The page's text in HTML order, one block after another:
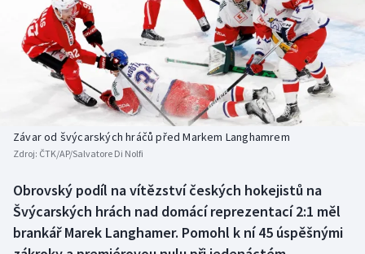
Americký fotbal
Baseball a softbal
Basketbal
Biatlon
Box
NEPŘEHLÉDNĚTE
Soutěže
Historické návraty
Aplikace ČT sport
Závar od švýcarských hráčů před Markem Langhamrem
Zdroj: ČTK/AP/Salvatore Di Nolfi
Obrovský podíl na vítězství českých hokejistů na
Švýcarských hrách nad domácí reprezentací 2:1 měl
brankář Marek Langhamer. Pomohl k ní 45 úspěšnými